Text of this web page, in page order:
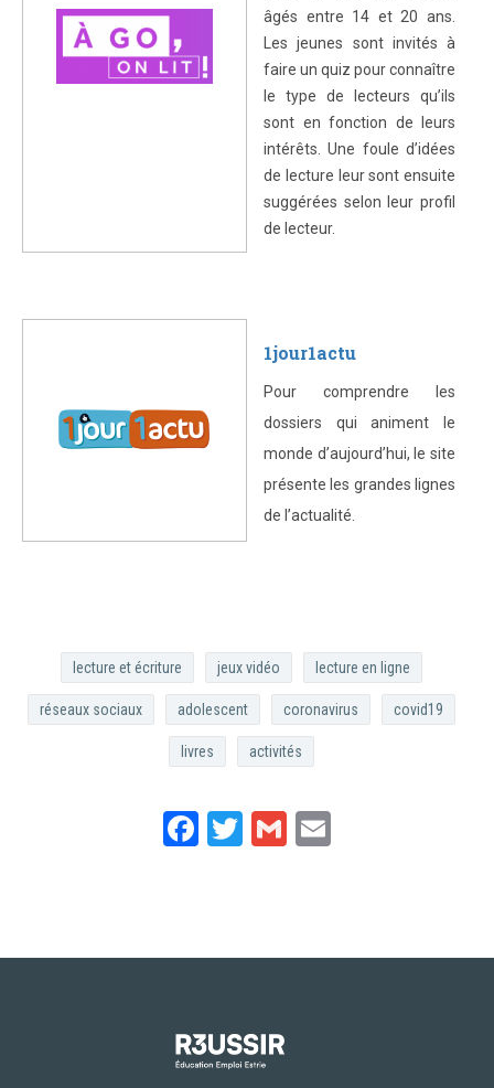
âgés entre 14 et 20 ans.
Les jeunes sont invités à
faire un quiz pour connaître
le type de lecteurs qu’ils
sont en fonction de leurs
intérêts. Une foule d’idées
de lecture leur sont ensuite
suggérées selon leur profil
de lecteur.
1jour1actu
Pour comprendre les
dossiers qui animent le
monde d’aujourd’hui, le site
présente les grandes lignes
de l’actualité.
lecture et écriture jeux vidéo lecture en ligne
réseaux sociaux adolescent coronavirus covid19
livres activités
FacebookTwitterGmail